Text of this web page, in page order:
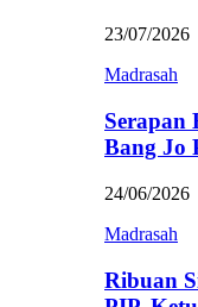
23/07/2026
Madrasah
Serapan
Bang Jo
24/06/2026
Madrasah
Ribuan